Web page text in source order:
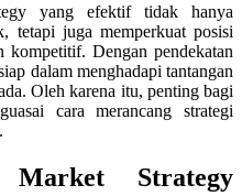
yang efektif tidak hanya
tetapi juga memperkuat posisi
kompetitif. Dengan pendekatan
dalam menghadapi tantangan
Oleh karena itu, penting bagi
cara merancang strategi
Strategy